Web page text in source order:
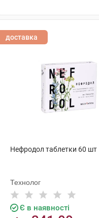
доставка
Нефродол таблетки 60 шт
Технолог
Є в наявності